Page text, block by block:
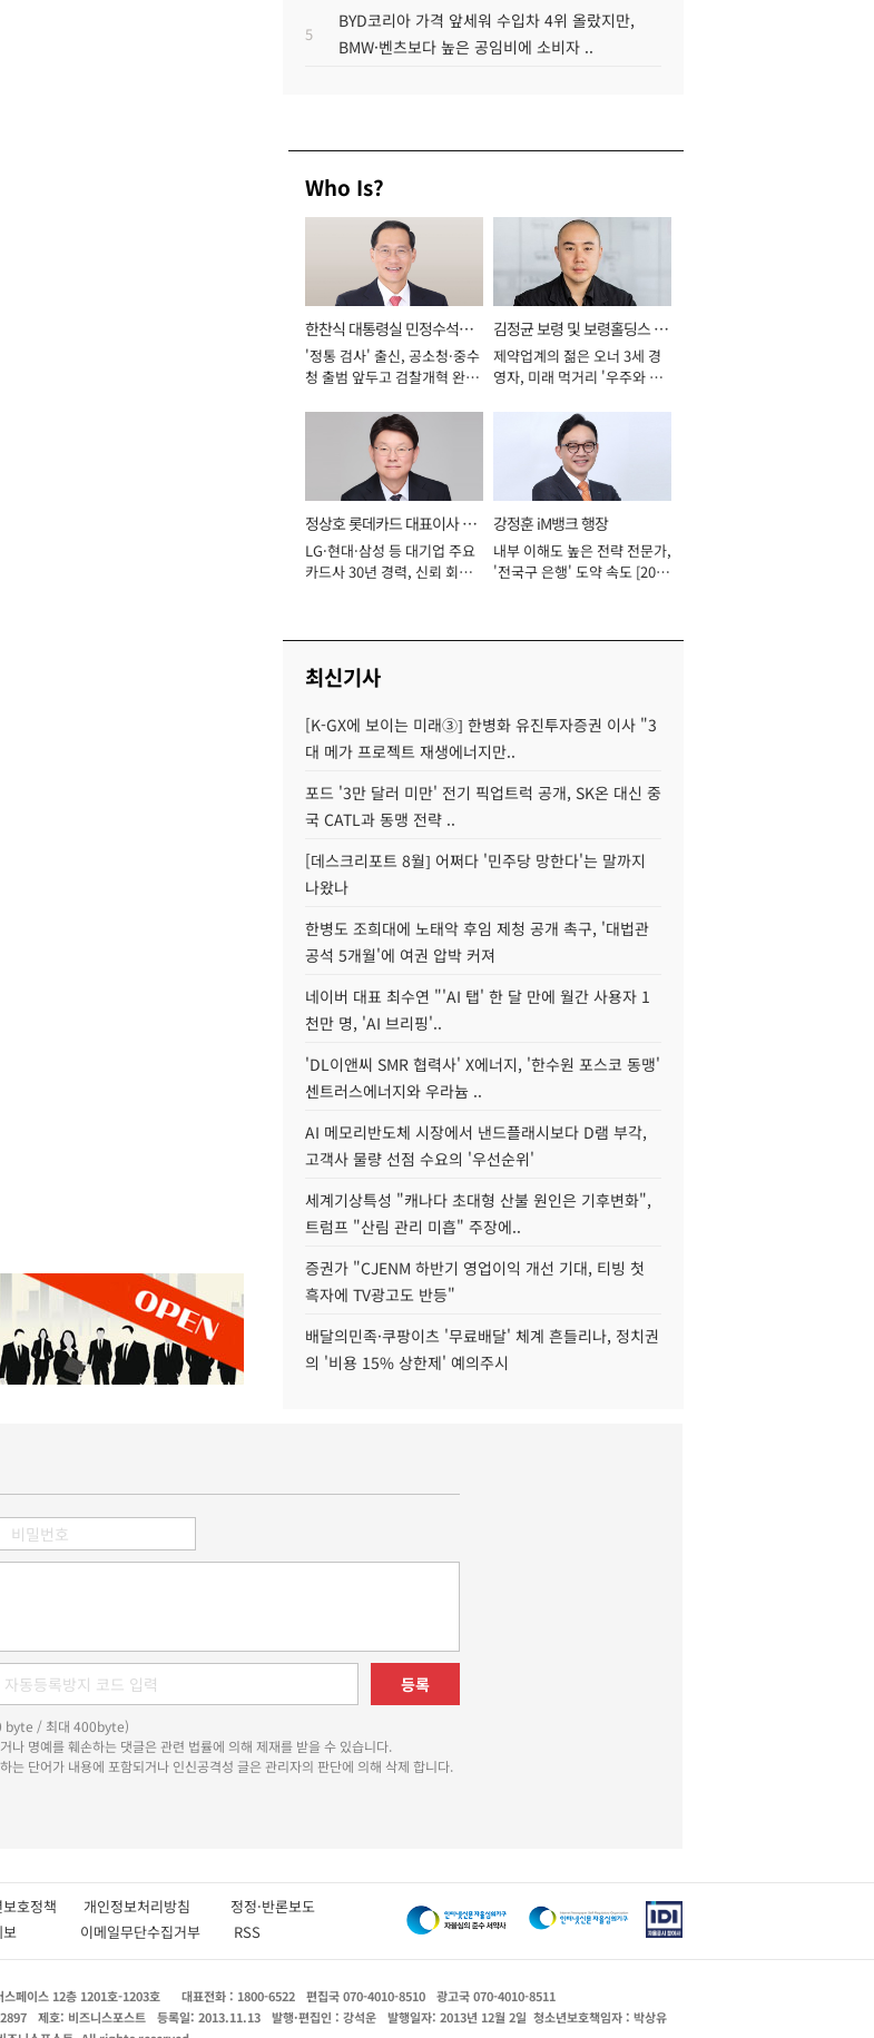
5
BYD코리아 가격 앞세워 수입차 4위 올랐지만,
BMW·벤츠보다 높은 공임비에 소비자 ..
Who Is?
한찬식 대통령실 민정수석비
서관
'정통 검사' 출신, 공소청·중수
청 출범 앞두고 검찰개혁 완수
김정균 보령 및 보령홀딩스 대
표이사 사장
제약업계의 젊은 오너 3세 경
영자, 미래 먹거리 '우주와 헬
정상호 롯데카드 대표이사 사
장
LG·현대·삼성 등 대기업 주요
카드사 30년 경력, 신뢰 회복
강정훈 iM뱅크 행장
내부 이해도 높은 전략 전문가,
'전국구 은행' 도약 속도 [2026
최신기사
[K-GX에 보이는 미래③] 한병화 유진투자증권 이사 "3
대 메가 프로젝트 재생에너지만..
포드 '3만 달러 미만' 전기 픽업트럭 공개, SK온 대신 중
국 CATL과 동맹 전략 ..
[데스크리포트 8월] 어쩌다 '민주당 망한다'는 말까지
나왔나
한병도 조희대에 노태악 후임 제청 공개 촉구, '대법관
공석 5개월'에 여권 압박 커져
네이버 대표 최수연 "'AI 탭' 한 달 만에 월간 사용자 1
천만 명, 'AI 브리핑'..
'DL이앤씨 SMR 협력사' X에너지, '한수원 포스코 동맹'
센트러스에너지와 우라늄 ..
AI 메모리반도체 시장에서 낸드플래시보다 D램 부각,
고객사 물량 선점 수요의 '우선순위'
세계기상특성 "캐나다 초대형 산불 원인은 기후변화",
트럼프 "산림 관리 미흡" 주장에..
증권가 "CJENM 하반기 영업이익 개선 기대, 티빙 첫
흑자에 TV광고도 반등"
배달의민족·쿠팡이츠 '무료배달' 체계 흔들리나, 정치권
의 '비용 15% 상한제' 예의주시
등록
byte / 최대 400byte)
나 명예를 훼손하는 댓글은 관련 법률에 의해 제재를 받을 수 있습니다.
는 단어가 내용에 포함되거나 인신공격성 글은 관리자의 판단에 의해 삭제 합니다.
보호정책 개인정보처리방침 정정·반론보도
제보 이메일무단수집거부 RSS
스페이스 12층 1201호-1203호 대표전화 : 1800-6522 편집국 070-4010-8510
광고국 070-4010-8511
제호: 비즈니스포스트 등록일: 2013.11.13 발행·편집인 : 강석운 발행일자: 2013년 12월 2일 청소년보호책임자 : 박상유